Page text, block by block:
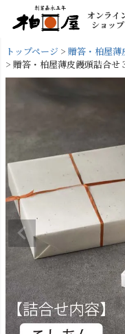
オンライ
ショップ
トップページ
贈答・柏屋薄
贈答・柏屋薄皮饅頭詰合せ